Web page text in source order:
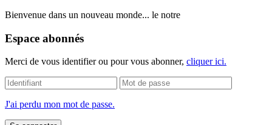
Bienvenue dans un nouveau monde... le notre
Espace abonnés
Merci de vous identifier ou pour vous abonner, cliquer ici.
J'ai perdu mon mot de passe.